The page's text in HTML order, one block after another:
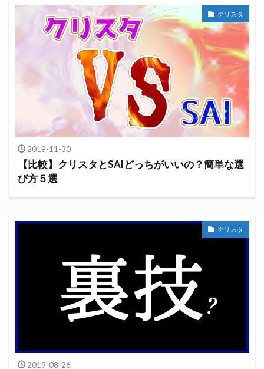
クリスタ
2019-11-30
【比較】クリスタとSAIどっちがいいの？簡単な選
び方５選
クリスタ
2019-08-26